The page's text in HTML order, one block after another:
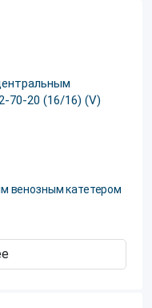
венозным катетером